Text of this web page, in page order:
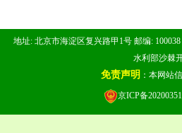
地址: 北京市海淀区复兴路甲1号 邮编:
水利部沙棘
免责声明 ：本网站
京ICP备